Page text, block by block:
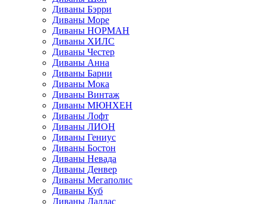
Диваны Бэрри
Диваны Море
Диваны НОРМАН
Диваны ХИЛС
Диваны Честер
Диваны Анна
Диваны Барни
Диваны Мока
Диваны Винтаж
Диваны МЮНХЕН
Диваны Лофт
Диваны ЛИОН
Диваны Гениус
Диваны Бостон
Диваны Невада
Диваны Денвер
Диваны Мегаполис
Диваны Куб
Диваны Даллас